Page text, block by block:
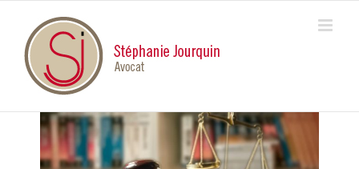
content
View
Larger
Image